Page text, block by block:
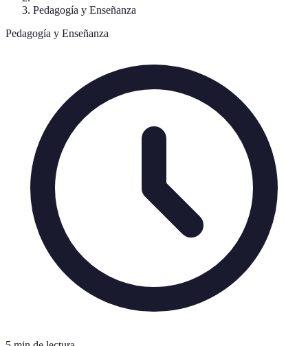
Pedagogía y Enseñanza
Pedagogía y Enseñanza